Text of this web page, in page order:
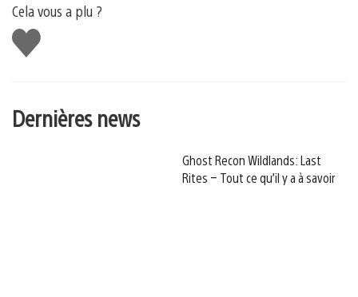
Cela vous a plu ?
J'aime
Dernières news
Ghost Recon Wildlands: Last
Rites – Tout ce qu’il y a à savoir